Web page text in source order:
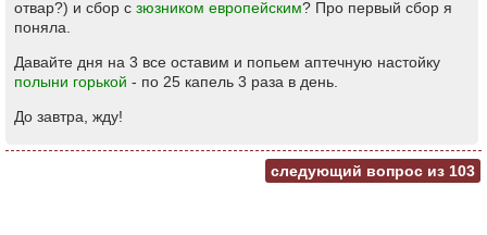
отвар?) и сбор с зюзником европейским? Про первый сбор я
поняла.
Давайте дня на 3 все оставим и попьем аптечную настойку
полыни горькой - по 25 капель 3 раза в день.
До завтра, жду!
следующий вопрос из 103